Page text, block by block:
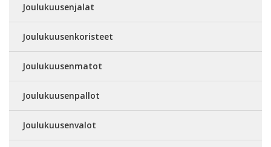
Joulukuusenjalat
Joulukuusenkoristeet
Joulukuusenmatot
Joulukuusenpallot
Joulukuusenvalot